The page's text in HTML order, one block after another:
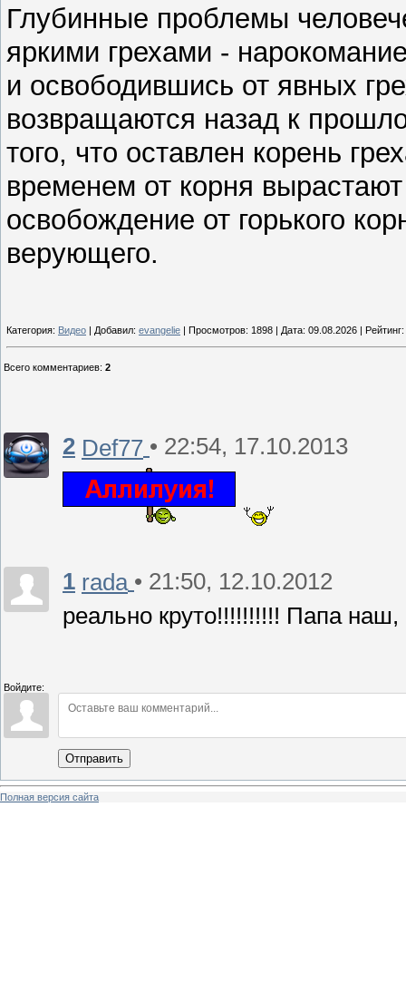
Глубинные проблемы
яркими грехами -
и освободившись от явных
возвращаются назад к
того, что оставлен корень
временем от корня
освобождение от горького
верующего.
Категория: Видео | Добавил: evangelie | Просмотров: 1898 | Дата: 09.08.2026 |
Всего комментариев: 2
2 Def77 • 22:54, 17.10.2013
1 rada • 21:50, 12.10.2012
реально круто!!!!!!!!!! Папа
Войдите:
Отправить
Полная версия сайта